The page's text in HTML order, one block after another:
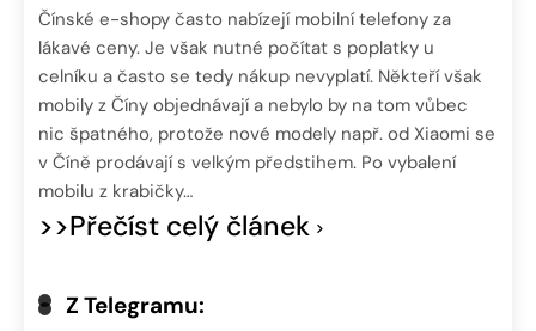
Čínské e-shopy často nabízejí mobilní telefony za
lákavé ceny. Je však nutné počítat s poplatky u
celníku a často se tedy nákup nevyplatí. Někteří však
mobily z Číny objednávají a nebylo by na tom vůbec
nic špatného, protože nové modely např. od Xiaomi se
v Číně prodávají s velkým předstihem. Po vybalení
mobilu z krabičky…
>>Přečíst celý článek
Z Telegramu: